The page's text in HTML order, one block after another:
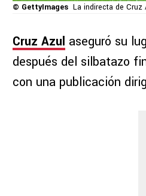
© GettyImages La indirecta de Cruz
Cruz Azul aseguró su
después del silbatazo
con una publicación